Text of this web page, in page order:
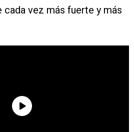
vez más fuerte y más